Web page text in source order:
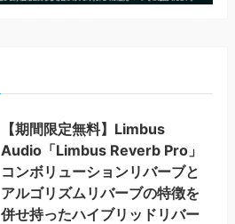
【期間限定無料】Limbus
Audio「Limbus Reverb Pro」
コンボリューションリバーブと
アルゴリズムリバーブの特徴を
併せ持ったハイブリッドリバー